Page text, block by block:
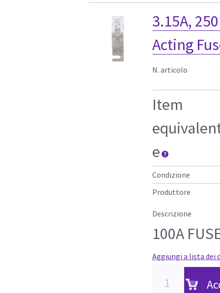
3.15A,
Acting
N. articolo
Item
e
Condizione
Produttore
Descrizione
100A
Aggiungi a lista dei